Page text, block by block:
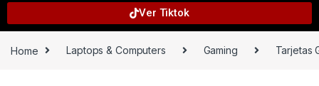
Ver Tiktok
Home Laptops & Computers Gaming Tarjetas